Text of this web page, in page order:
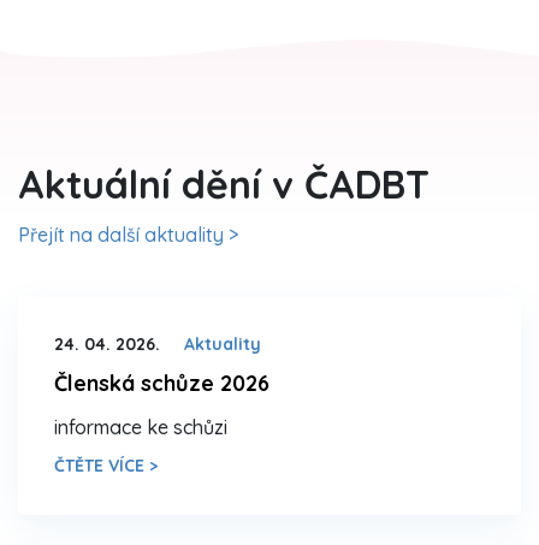
Aktuální dění v ČADBT
Přejít na další aktuality >
24. 04. 2026. Aktuality
Členská schůze 2026
informace ke schůzi
ČTĚTE VÍCE >